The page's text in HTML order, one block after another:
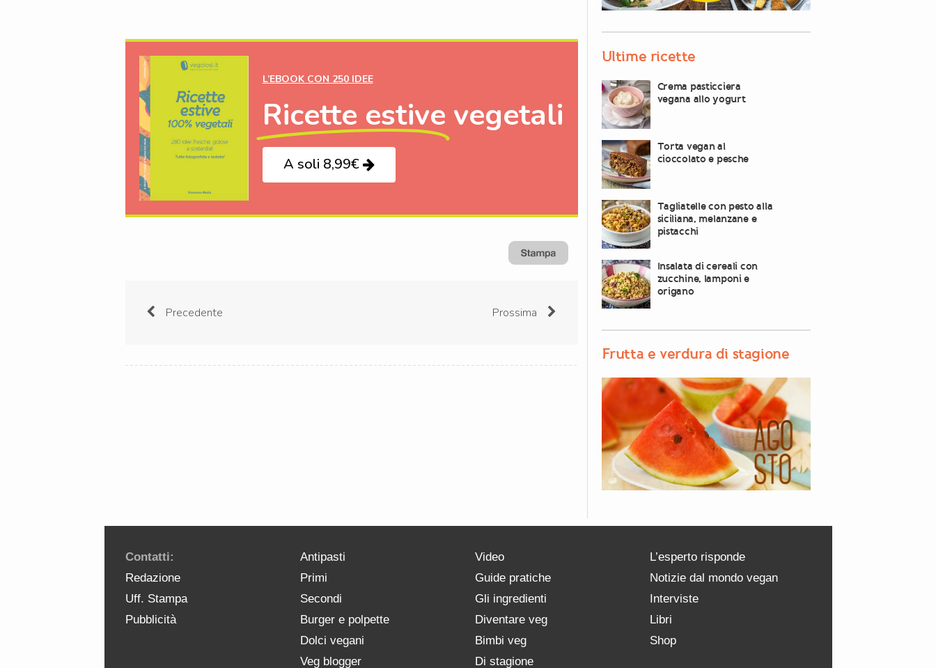
L’EBOOK CON 250 IDEE
Ricette estive vegetali
A soli 8,99€
Precedente Prossima
Ultime ricette
Crema pasticciera
vegana allo yogurt
Torta vegan al
cioccolato e pesche
Tagliatelle con pesto alla
siciliana, melanzane e
pistacchi
Insalata di cereali con
zucchine, lamponi e
origano
Frutta e verdura di stagione
Contatti:
Redazione
Uff. Stampa
Pubblicità
Antipasti
Primi
Secondi
Burger e polpette
Dolci vegani
Veg blogger
Video
Guide pratiche
Gli ingredienti
Diventare veg
Bimbi veg
Di stagione
L’esperto risponde
Notizie dal mondo vegan
Interviste
Libri
Shop